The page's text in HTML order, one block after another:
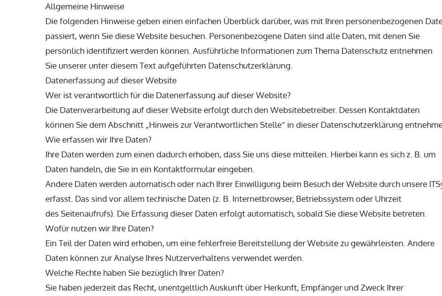
Allgemeine Hinweise
Die folgenden Hinweise geben einen einfachen Überblick darüber, was mit Ihren personenbezogenen
passiert, wenn Sie diese Website besuchen. Personenbezogene Daten sind alle Daten, mit denen Sie
persönlich identifiziert werden können. Ausführliche Informationen zum Thema Datenschutz entnehmen
Sie unserer unter diesem Text aufgeführten Datenschutzerklärung.
Datenerfassung auf dieser Website
Wer ist verantwortlich für die Datenerfassung auf dieser Website?
Die Datenverarbeitung auf dieser Website erfolgt durch den Websitebetreiber. Dessen Kontaktdaten
können Sie dem Abschnitt „Hinweis zur Verantwortlichen Stelle“ in dieser Datenschutzerklärung
Wie erfassen wir Ihre Daten?
Ihre Daten werden zum einen dadurch erhoben, dass Sie uns diese mitteilen. Hierbei kann es sich z. B. um
Daten handeln, die Sie in ein Kontaktformular eingeben.
Andere Daten werden automatisch oder nach Ihrer Einwilligung beim Besuch der Website durch unsere
erfasst. Das sind vor allem technische Daten (z. B. Internetbrowser, Betriebssystem oder Uhrzeit
des Seitenaufrufs). Die Erfassung dieser Daten erfolgt automatisch, sobald Sie diese Website betreten.
Wofür nutzen wir Ihre Daten?
Ein Teil der Daten wird erhoben, um eine fehlerfreie Bereitstellung der Website zu gewährleisten. Andere
Daten können zur Analyse Ihres Nutzerverhaltens verwendet werden.
Welche Rechte haben Sie bezüglich Ihrer Daten?
Sie haben jederzeit das Recht, unentgeltlich Auskunft über Herkunft, Empfänger und Zweck Ihrer